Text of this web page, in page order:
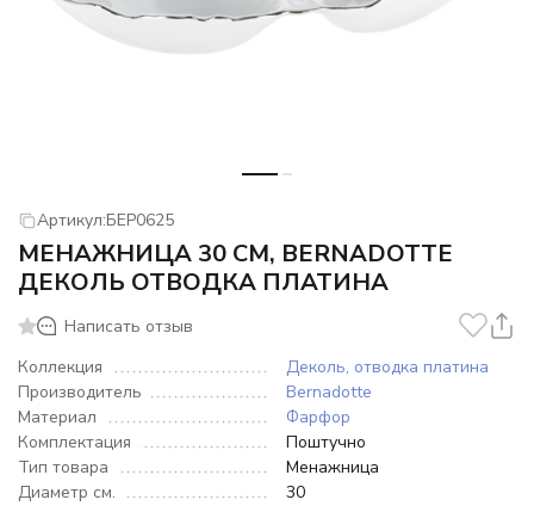
Артикул:БЕР0625
МЕНАЖНИЦА 30 СМ, BERNADOTTE
ДЕКОЛЬ ОТВОДКА ПЛАТИНА
Написать отзыв
Коллекция
Деколь, отводка платина
Производитель
Bernadotte
Материал
Фарфор
Комплектация
Поштучно
Тип товара
Менажница
Диаметр см.
30